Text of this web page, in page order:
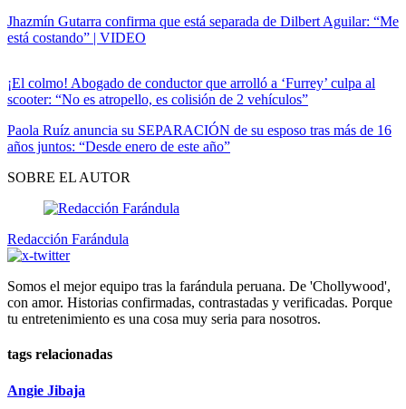
Jhazmín Gutarra confirma que está separada de Dilbert Aguilar: “Me
está costando” | VIDEO
¡El colmo! Abogado de conductor que arrolló a ‘Furrey’ culpa al
scooter: “No es atropello, es colisión de 2 vehículos”
Paola Ruíz anuncia su SEPARACIÓN de su esposo tras más de 16
años juntos: “Desde enero de este año”
SOBRE EL AUTOR
Redacción Farándula
Somos el mejor equipo tras la farándula peruana. De 'Chollywood',
con amor. Historias confirmadas, contrastadas y verificadas. Porque
tu entretenimiento es una cosa muy seria para nosotros.
tags relacionadas
Angie Jibaja